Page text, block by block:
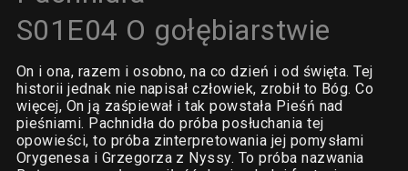
S01E04 O gołębiarstwie
On i ona, razem i osobno, na co dzień i od święta. Tej
historii jednak nie napisał człowiek, zrobił to Bóg. Co
więcej, On ją zaśpiewał i tak powstała Pieśń nad
pieśniami. Pachnidła do próba posłuchania tej
opowieści, to próba zinterpretowania jej pomysłami
Orygenesa i Grzegorza z Nyssy. To próba nazwania